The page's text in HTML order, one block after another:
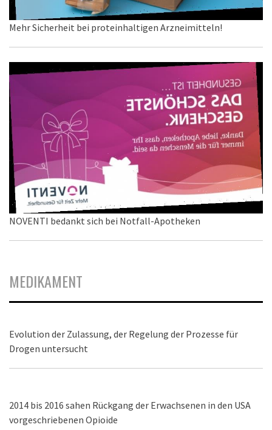
Mehr Sicherheit bei proteinhaltigen Arzneimitteln!
NOVENTI bedankt sich bei Notfall-Apotheken
MEDIKAMENT
Evolution der Zulassung, der Regelung der Prozesse für
Drogen untersucht
2014 bis 2016 sahen Rückgang der Erwachsenen in den USA
vorgeschriebenen Opioide